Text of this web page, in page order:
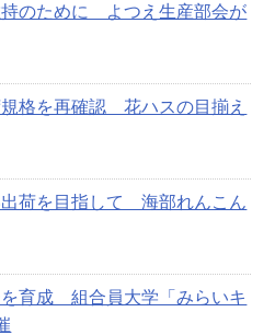
のために よつえ生産部会が
格を再確認 花ハスの目揃え
荷を目指して 海部れんこん
育成 組合員大学「みらいキ